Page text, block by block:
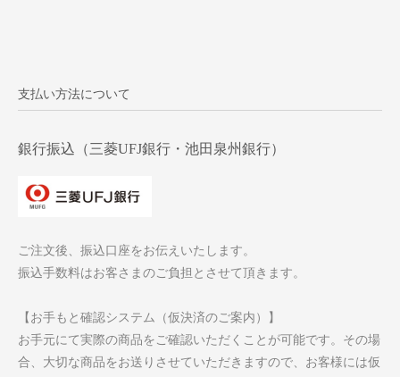
支払い方法について
銀行振込（三菱UFJ銀行・池田泉州銀行）
ご注文後、振込口座をお伝えいたします。
振込手数料はお客さまのご負担とさせて頂きます。
【お手もと確認システム（仮決済のご案内）】
お手元にて実際の商品をご確認いただくことが可能です。その場
合、大切な商品をお送りさせていただきますので、お客様には仮